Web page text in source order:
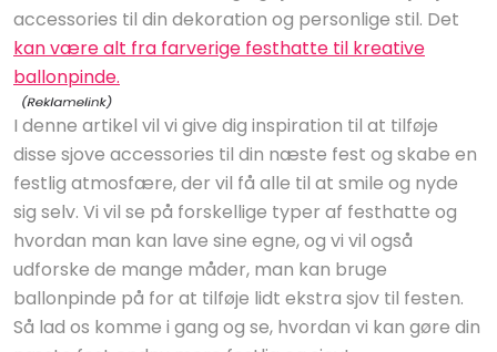
accessories til din dekoration og personlige stil. Det
kan være alt fra farverige festhatte til kreative
ballonpinde.
I denne artikel vil vi give dig inspiration til at tilføje
disse sjove accessories til din næste fest og skabe en
festlig atmosfære, der vil få alle til at smile og nyde
sig selv. Vi vil se på forskellige typer af festhatte og
hvordan man kan lave sine egne, og vi vil også
udforske de mange måder, man kan bruge
ballonpinde på for at tilføje lidt ekstra sjov til festen.
Så lad os komme i gang og se, hvordan vi kan gøre din